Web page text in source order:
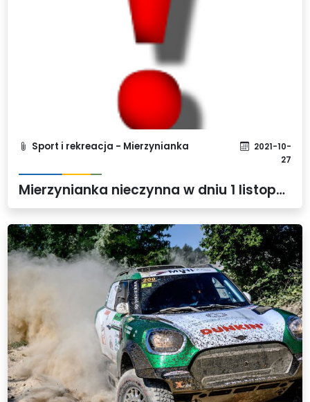
Sport i rekreacja - Mierzynianka
2021-10-
27
Mierzynianka nieczynna w dniu 1 listopada